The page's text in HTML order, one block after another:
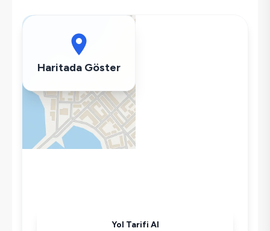
Çamaşır Makinesi
Tost Makinesi
Mikrodalga
Kettle
Korunaklı Havuz
Haritada Göster
Yol Tarifi Al